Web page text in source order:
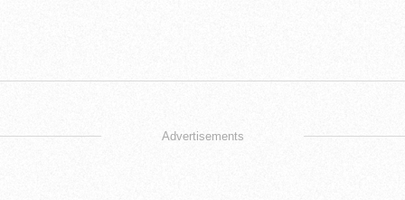
Advertisements